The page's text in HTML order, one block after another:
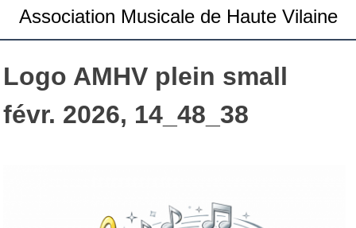
Association Musicale de Haute Vilaine
Logo AMHV plein small
févr. 2026, 14_48_38